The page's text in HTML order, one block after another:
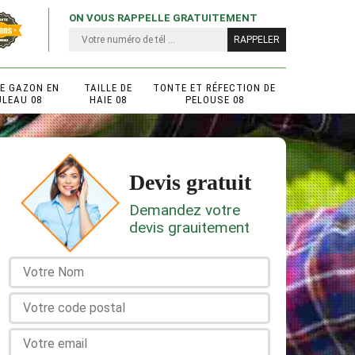
ON VOUS RAPPELLE GRATUITEMENT
GAZON EN
08
TAILLE DE
HAIE 08
TONTE ET RÉFECTION DE
PELOUSE 08
Devis gratuit
Demandez votre
devis grauitement